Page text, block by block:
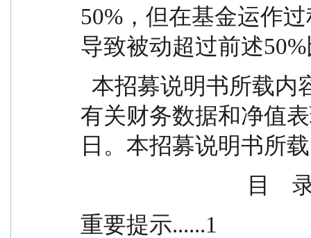
50%，但在基金运作
导致被动超过前述
有关财务数据和净值
日。本招募说明书所
目
重要提示......1